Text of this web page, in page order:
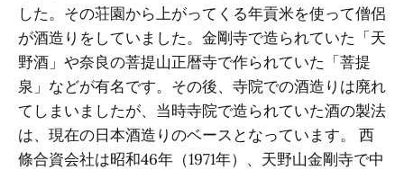
した。その荘園から上がってくる年貢米を使って僧侶
が酒造りをしていました。金剛寺で造られていた「天
野酒」や奈良の菩提山正暦寺で作られていた「菩提
泉」などが有名です。その後、寺院での酒造りは廃れ
てしまいましたが、当時寺院で造られていた酒の製法
は、現在の日本酒造りのベースとなっています。 西
條合資会社は昭和46年（1971年）、天野山金剛寺で中